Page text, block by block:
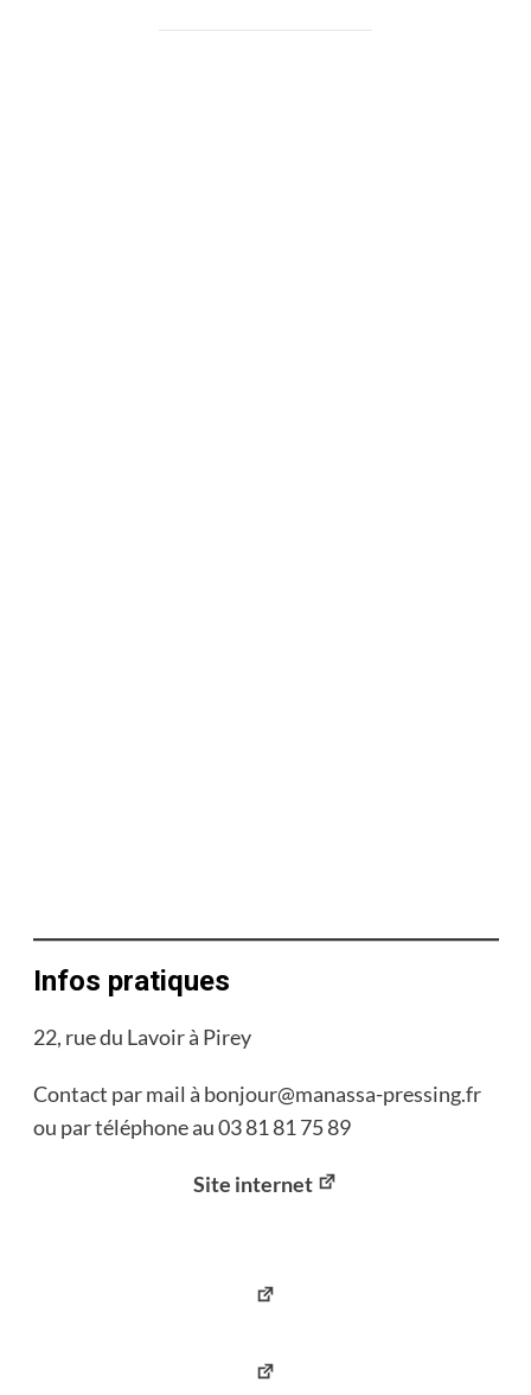
Infos pratiques
22, rue du Lavoir à Pirey
Contact par mail à bonjour@manassa-pressing.fr
ou par téléphone au 03 81 81 75 89
Site internet